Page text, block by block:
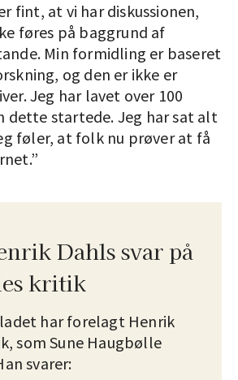
fint, at vi har diskussionen,
føres på baggrund af
Min formidling er baseret
og den er ikke er
Jeg har lavet over 100
dette startede. Jeg har sat alt
føler, at folk nu prøver at få
Dahls svar på
kritik
har forelagt Henrik
som Sune Haugbølle
svarer: